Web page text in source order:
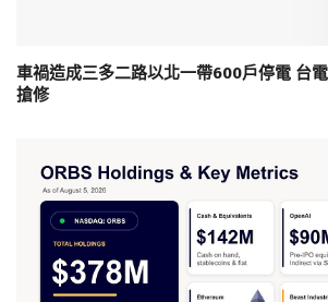
車禍造成三多二路以北一帶600戶停電 台
搶修